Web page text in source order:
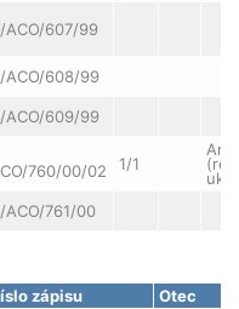
ACO/607/99
ACO/608/99
ACO/609/99
760/00/02 1/1
Ano
ACO/761/00
zápisu
Otec